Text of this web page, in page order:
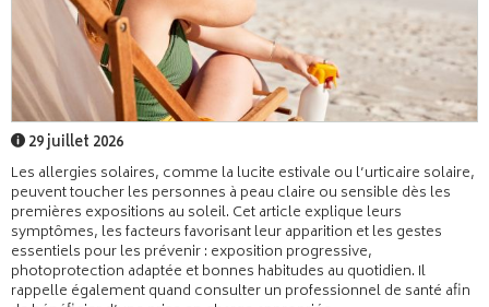
29 juillet 2026
Les allergies solaires, comme la lucite estivale ou l’urticaire solaire,
peuvent toucher les personnes à peau claire ou sensible dès les
premières expositions au soleil. Cet article explique leurs
symptômes, les facteurs favorisant leur apparition et les gestes
essentiels pour les prévenir : exposition progressive,
photoprotection adaptée et bonnes habitudes au quotidien. Il
rappelle également quand consulter un professionnel de santé afin